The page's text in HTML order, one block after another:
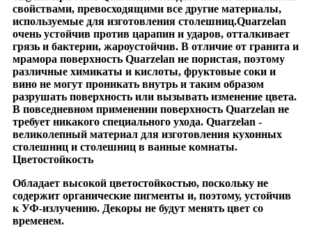
свойствами, превосходящими все другие материалы,
используемые для изготовления столешниц.Quarzelan
очень устойчив против царапин и ударов, отталкивает
грязь и бактерии, жароустойчив. В отличие от гранита и
мрамора поверхность Quarzelan не пористая, поэтому
различные химикаты и кислоты, фруктовые соки и
вино не могут проникать внутрь и таким образом
разрушать поверхность или вызывать изменение цвета.
В повседневном применении поверхность Quarzelan не
требует никакого специального ухода. Quarzelan -
великолепный материал для изготовления кухонных
столешниц и столешниц в ванные комнаты.
Цветостойкость
Обладает высокой цветостойкостью, поскольку не
содержит органические пигменты и, поэтому, устойчив
к УФ-излучению. Декоры не будут менять цвет со
временем.